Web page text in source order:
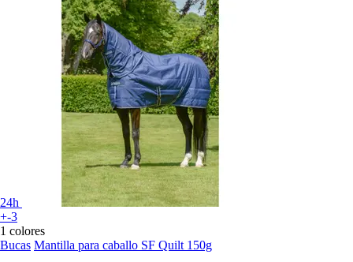
24h
+-3
1 colores
Bucas Mantilla para caballo SF Quilt 150g